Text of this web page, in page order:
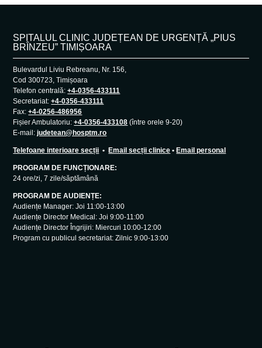
SPITALUL CLINIC JUDEȚEAN DE URGENȚĂ „PIUS
BRÎNZEU” TIMIȘOARA
Bulevardul Liviu Rebreanu, Nr. 156,
Cod 300723, Timișoara
Telefon centrală:+4-0356-433111
Secretariat:+4-0356-433111
Fax:+4-0256-486956
Fișier Ambulatoriu:+4-0356-433108 (între orele 9-20)
E-mail:judetean@hosptm.ro
Telefoane interioare secții •Email secții clinice •Email personal
PROGRAM DE FUNCȚIONARE:
24 ore/zi, 7 zile/săptămână
PROGRAM DE AUDIENȚE:
Audiențe Manager: Joi 11:00-13:00
Audiențe Director Medical: Joi 9:00-11:00
Audiențe Director Îngrijiri: Miercuri 10:00-12:00
Program cu publicul secretariat: Zilnic 9:00-13:00